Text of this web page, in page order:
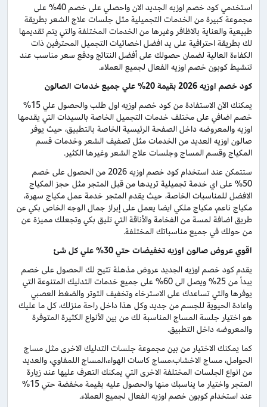
استخدمي كود خصم اوزيه الجديد الان واحصلي على خصم 40% على
مجموعة كبيرة من الخدمات التجميلية مثل جلسات علاج الشعر بطريقة
طبيعية والعناية بالاظافر وغيرها من الخدمات المختلفة والتي يتم تقديمها
لك بطريقة احترافية على يد افضل اخصائيات التجميل المحترفين ذات
الكفاءة العالية لضمان حصولك على أفضل النتائج ودفع سعر مناسب عند
تنشيط كوبون خصم اوزيه الفعال لجميع العملاء.
كود خصم اوزيه 2026 بقيمة 20% علي جميع خدمات الصالون
يمكنك الآن الاستفادة من كود خصم اوزيه اول طلب والحصول علي 15%
خصم اضافي على مختلف خدمات التجميل الخاصة بالسيدات التي يقدمها
اوزيه والمعروضه داخل الصفحة الرئيسية الخاصة بالتطبيق، حيث يوفر
صالون اوزيه العديد من الخدمات مثل تصفيف الشعر وخدمات قسم
المكياج وقسم المساج وجلسات علاج الشعر وغيرها الكثير.
ستتمكن عند استخدام كود خصم اوزيه 2026 من الحصول على خصم
50% على اي خدمة تجميلية تريدها من قبل المتجر مثل حجز المكياج
الافضل للمناسبات الخاصة، حيث يقدم المتجر خدمة عمل مكياج سهرة،
مكياج ناعم، مكياج ملكي ايضا يعمل على إبراز جمال الوجه الخاص بكي عن
طريق اضافة لمسة من الفخامة والأناقة التي تليق بكي وتجعلك مميزة عن
من حولك في جميع مناسباتك المختلفة.
اقوي عروض صالون اوزيه تخفيضات حتي 30% علي كل شئ
يقدم كود خصم اوزيه الجديد عروض مذهلة تتيح لك الحصول على خصم
يبدأ من 25% ويصل الى 60% على جميع خدمات التدليك المتنوعة التي
يوفرها والتي تساعدك على الاسترخاء وتخفيف التوتر والضغط العصبي
واعادة الحيوية للجسم من جديد وكل هذا داخل راحة منزلك، كل ما عليك
هو اختيار جلسة المساج المناسبة لك من بين الأنواع الكثيرة المتوفرة
والمعروضه داخل التطبيق.
كما يمكنك الاختيار من بين مجموعة جلسات التدليك الاخرى مثل مساج
الحوامل، مساج الاخشاب،مساج كاسات الهواء،المساج اللمفاوي، والعديد
من انواع الجلسات المختلفة الاخرى التي يمكنك التعرف عليها عند زيارة
المتجر واختيار ما يناسبك منها والحصول عليه بقيمة مخفضة حتي 15%
عند استخدام كوبون خصم اوزيه الفعال لجميع العملاء.